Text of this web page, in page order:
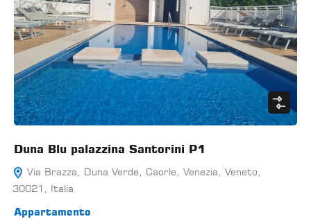
Duna Blu palazzina Santorini P1
Via Brazza, Duna Verde, Caorle, Venezia, Veneto,
30021, Italia
Appartamento